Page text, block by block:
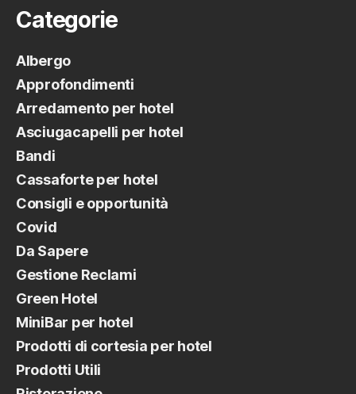
Categorie
Albergo
Approfondimenti
Arredamento per hotel
Asciugacapelli per hotel
Bandi
Cassaforte per hotel
Consigli e opportunità
Covid
Da Sapere
Gestione Reclami
Green Hotel
MiniBar per hotel
Prodotti di cortesia per hotel
Prodotti Utili